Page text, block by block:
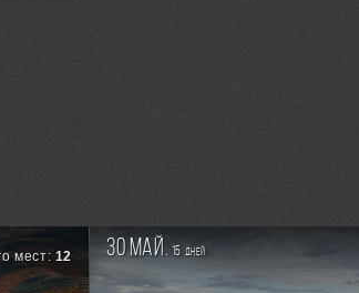
мест: 12 30 май. 15 дней